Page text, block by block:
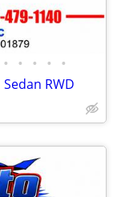
• • • • •
RWD